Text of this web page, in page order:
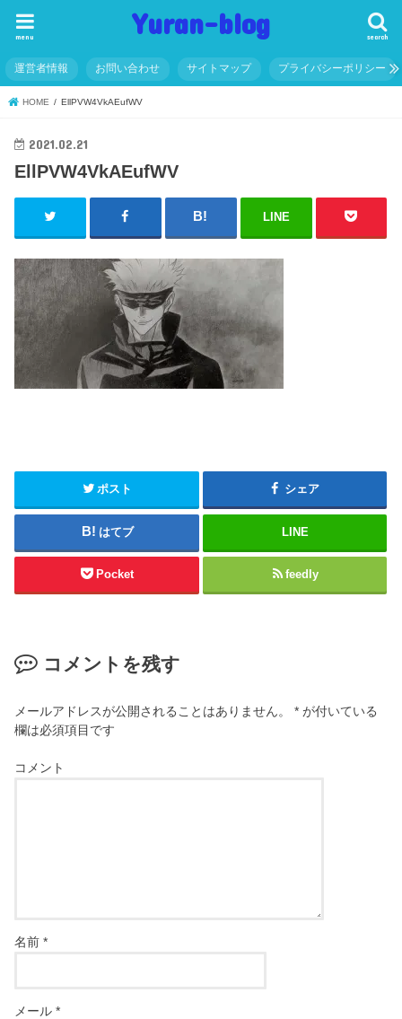
Yuran-blog search
menu
運営者情報 お問い合わせ サイトマップ プライバシーポリシー
HOME EllPVW4VkAEufWV
2021.02.21
EllPVW4VkAEufWV
LINE
ポスト シェア
はてブ LINE
Pocket feedly
コメントを残す
メールアドレスが公開されることはありません。 * が付いている
欄は必須項目です
コメント
名前*
メール*